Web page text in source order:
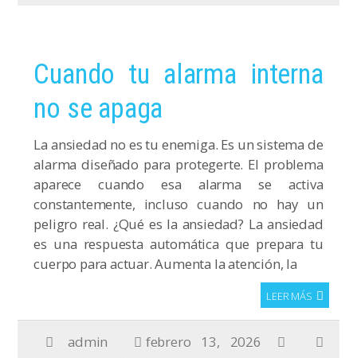
Cuando tu alarma interna
no se apaga
La ansiedad no es tu enemiga. Es un sistema de
alarma diseñado para protegerte. El problema
aparece cuando esa alarma se activa
constantemente, incluso cuando no hay un
peligro real. ¿Qué es la ansiedad? La ansiedad
es una respuesta automática que prepara tu
cuerpo para actuar. Aumenta la atención, la
LEER MÁS
admin
febrero 13, 2026